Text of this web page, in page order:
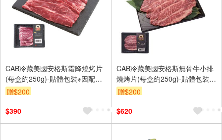
CAB冷藏美國安格斯霜降燒烤片
(每盒約250g)-貼體包裝※因配送
關係實際到貨效期約6-8天
贈$200
$390
CAB冷藏美國安格斯無骨牛小排
燒烤片(每盒約250g)-貼體包裝※
實際到貨效期約4天以上
贈$200
$620